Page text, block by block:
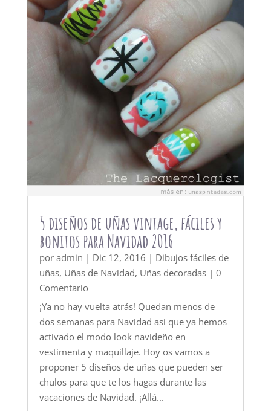
5 diseños de uñas vintage, fáciles y
bonitos para Navidad 2016
por admin | Dic 12, 2016 | Dibujos fáciles de
uñas, Uñas de Navidad, Uñas decoradas| 0
Comentario
¡Ya no hay vuelta atrás! Quedan menos de
dos semanas para Navidad así que ya hemos
activado el modo look navideño en
vestimenta y maquillaje. Hoy os vamos a
proponer 5 diseños de uñas que pueden ser
chulos para que te los hagas durante las
vacaciones de Navidad. ¡Allá...